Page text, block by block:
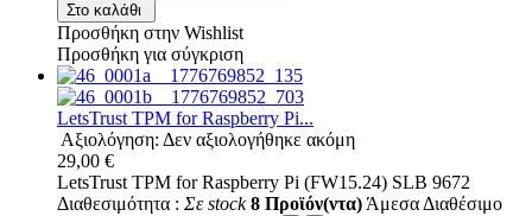
Στο καλάθι
Προσθήκη στην Wishlist
Προσθήκη για σύγκριση
LetsTrust TPM for Raspberry Pi...
Αξιολόγηση: Δεν αξιολογήθηκε ακόμη
29,00 €
LetsTrust TPM for Raspberry Pi (FW15.24) SLB 9672
Διαθεσιμότητα : Σε stock 8 Προϊόν(ντα) Άμεσα Διαθέσιμο